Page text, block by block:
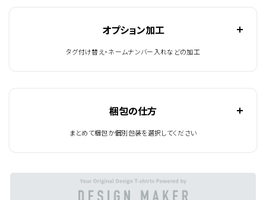
オプション加工
タグ付け替え・ネームナンバー入れなどの加工
梱包の仕方
まとめて梱包か個別包装を選択してください